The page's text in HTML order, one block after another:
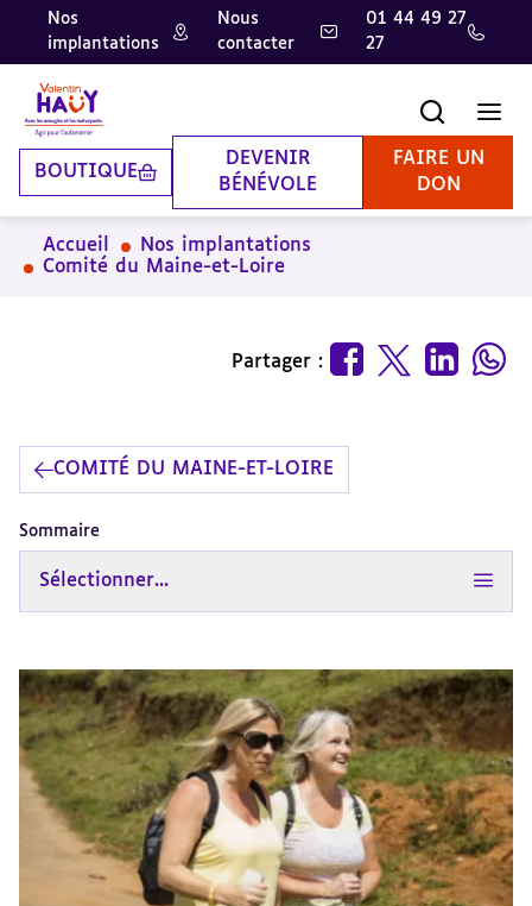
Aller
contenu
principal
Aller
pied
de
page
Aller
la
recherche
Nos
implantations
Nous
contacter
01 44 49 27
27
BOUTIQUE
DEVENIR
BÉNÉVOLE
FAIRE UN
DON
Accueil
Nos implantations
Comité du Maine-et-Loire
Partager :
COMITÉ DU MAINE-ET-LOIRE
Sommaire
Sélectionner...